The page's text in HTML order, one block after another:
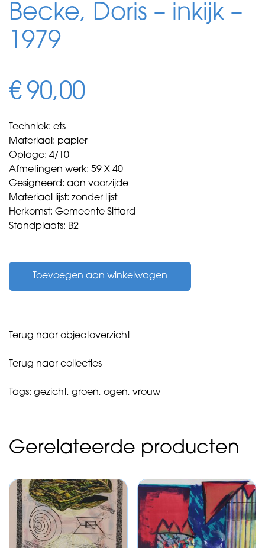
Becke, Doris – inkijk –
1979
€ 90,00
Techniek: ets
Materiaal: papier
Oplage: 4/10
Afmetingen werk: 59 X 40
Gesigneerd: aan voorzijde
Materiaal lijst: zonder lijst
Herkomst: Gemeente Sittard
Standplaats: B2
Doris
inkijk
aantal
Toevoegen aan winkelwagen
Terug naar objectoverzicht
Terug naar collecties
Tags: gezicht, groen, ogen, vrouw
Gerelateerde producten